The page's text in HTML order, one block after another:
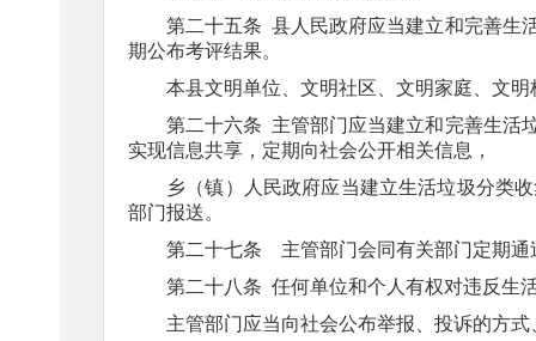
第二十五条县人民政府应当建立和完善生
期公布考评结果。
本县文明单位、文明社区、文明家庭、文
第二十六条 主管部门应当建立和完善生活
实现信息共享，定期向社会公开相关信息，
乡（镇）人民政府应当建立生活垃圾分类
部门报送。
第二十七条
主管部门会同有关部门定期
第二十八条 任何单位和个人有权对违反生
主管部门应当向社会公布举报、投诉的方